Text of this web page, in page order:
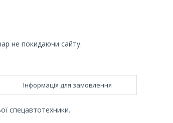
не покидаючи сайту.
Інформація для замовлення
спецавтотехники.